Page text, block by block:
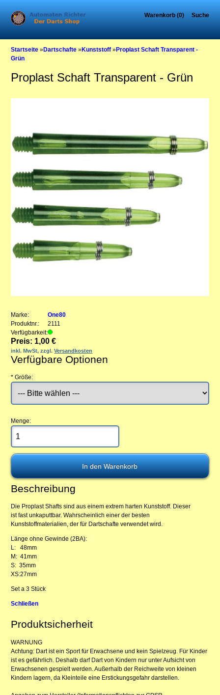
Warenkorb (0) Suche
Startseite »Dartschafte »Kunststoff »Proplast Schaft Transparent -
Grün
Proplast Schaft Transparent - Grün
Marke:
One80
Produktnr.:
2111
Verfügbarkeit:
Preis: 1,00 €
inkl. MwSt, zzgl.Versandkosten
Verfügbare Optionen
* Größe:
Menge:
Beschreibung
Die Proplast Shafts sind aus einem extrem harten Kunststoff. Dieser
ist fast unkaputtbar. Wahrscheinlich einer der besten
Kunststoffmaterialien, der für Dartschafte verwendet wird.
Länge ohne Gewinde (2BA):
L: 48mm
M: 41mm
S: 35mm
XS:27mm
Set a 3 Stück
Schließen
Produktsicherheit
WARNUNG
Achtung: Dart ist ein Sport für Erwachsene und kein Spielzeug. Für Kinder
ist es gefährlich. Deshalb darf Dart von Kindern nur unter Aufsicht von
Erwachsenen gespielt werden. Außerhalb der Reichweite von kleinen
Kindern lagern, da Kleinteile eine Erstickungsgefahr darstellen.